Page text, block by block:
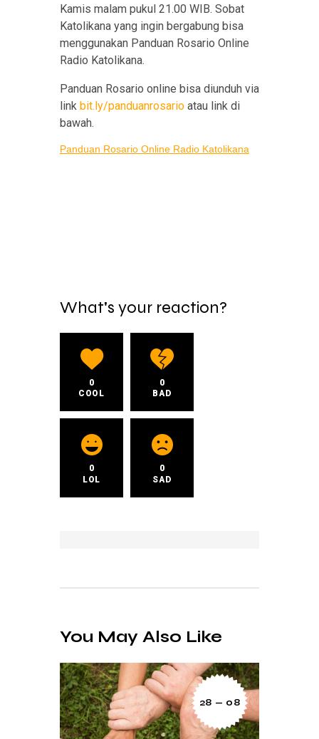
Kamis malam pukul 21.00 WIB. Sobat
Katolikana yang ingin bergabung bisa
menggunakan Panduan Rosario Online
Radio Katolikana.
Panduan Rosario online bisa diunduh via
link bit.ly/panduanrosario atau link di
bawah.
Panduan Rosario Online Radio Katolikana
What's your reaction?
0
COOL
0
BAD
0
LOL
0
SAD
You May Also Like
28 — 08